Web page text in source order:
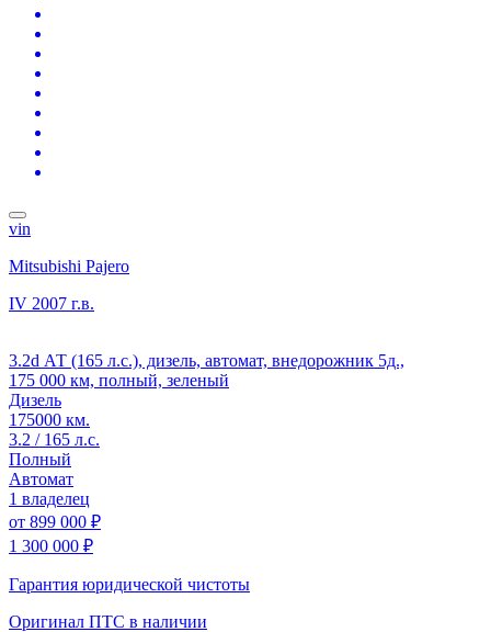
vin
Mitsubishi Pajero
IV 2007 г.в.
3.2d АТ (165 л.с.), дизель, автомат, внедорожник 5д.,
175 000 км, полный, зеленый
Дизель
175000 км.
3.2 / 165 л.с.
Полный
Автомат
1 владелец
от 899 000 ₽
1 300 000 ₽
Гарантия юридической чистоты
Оригинал ПТС в наличии